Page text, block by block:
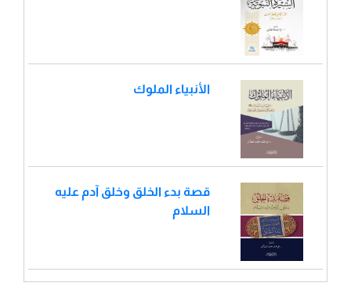
الأنبياء الملوك
قصة بدء الخلق وخلق آدم عليه
السلام